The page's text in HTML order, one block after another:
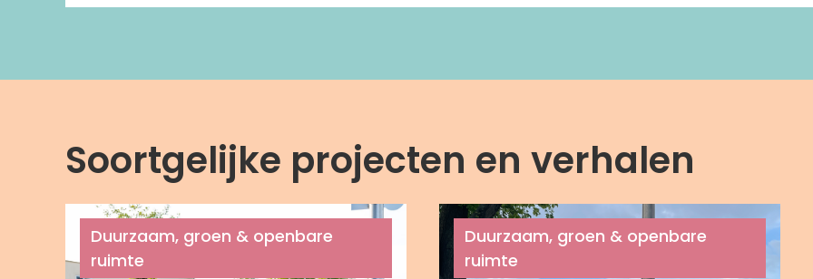
Soortgelijke projecten en verhalen
Duurzaam, groen & openbare
ruimte
Duurzaam, groen & openbare
ruimte